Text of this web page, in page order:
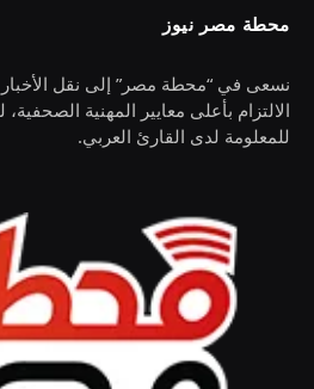
محطة مصر نيوز
نسعى في “محطة مصر” إلى نقل الأخبار
الالتزام بأعلى معايير المهنية
للمعلومة لدى القارئ العربي.